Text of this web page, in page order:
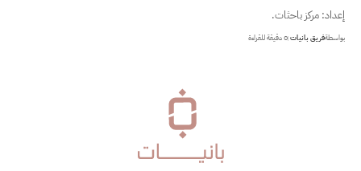
إعداد: مركز باحثات.
بواسطةفريق بانيات 0 دقيقة للقراءة